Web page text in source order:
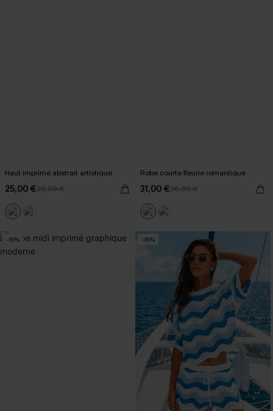
Haut imprimé abstrait artistique
25,00 €29,00 €
Robe courte fleurie romantique
31,00 €36,00 €
-15% -15%